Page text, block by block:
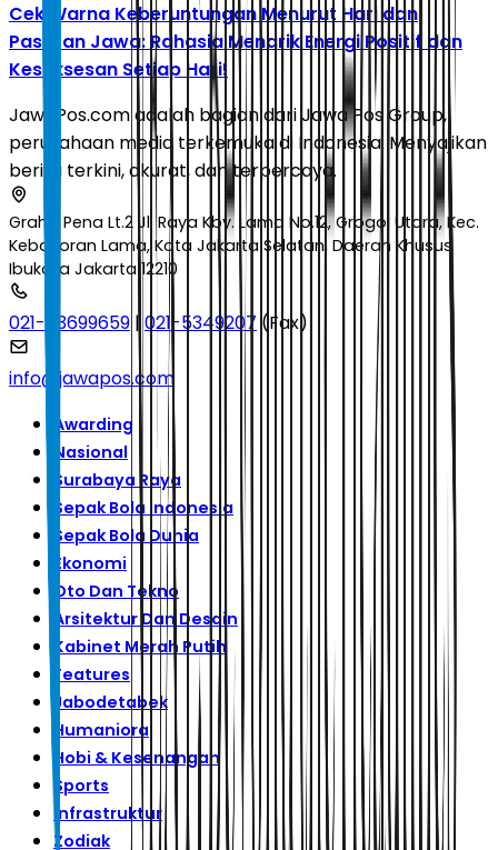
Cek Warna Keberuntungan Menurut Hari dan
Pasaran Jawa: Rahasia Menarik Energi Positif dan
Kesuksesan Setiap Hari!
JawaPos.com adalah bagian dari Jawa Pos Group,
perusahaan media terkemuka di Indonesia. Menyajikan
berita terkini, akurat, dan terpercaya.
Graha Pena Lt.2 Jl. Raya Kby. Lama No.12, Grogol Utara, Kec.
Kebayoran Lama, Kota Jakarta Selatan, Daerah Khusus
Ibukota Jakarta 12210
021-53699659 | 021-5349207 (Fax)
info@jawapos.com
Awarding
Nasional
Surabaya Raya
Sepak Bola Indonesia
Sepak Bola Dunia
Ekonomi
Oto Dan Tekno
Arsitektur Dan Desain
Kabinet Merah Putih
Features
Jabodetabek
Humaniora
Hobi & Kesenangan
Sports
Infrastruktur
Zodiak